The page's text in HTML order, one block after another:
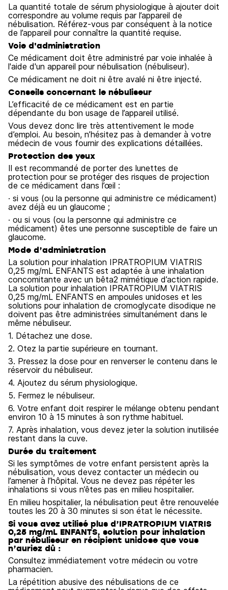
La quantité totale de sérum physiologique à ajouter doit
correspondre au volume requis par l’appareil de
nébulisation. Référez-vous par conséquent à la notice
de l’appareil pour connaître la quantité requise.
Voie d'administration
Ce médicament doit être administré par voie inhalée à
l'aide d'un appareil pour nébulisation (nébuliseur).
Ce médicament ne doit ni être avalé ni être injecté.
Conseils concernant le nébuliseur
L’efficacité de ce médicament est en partie
dépendante du bon usage de l’appareil utilisé.
Vous devez donc lire très attentivement le mode
d’emploi. Au besoin, n’hésitez pas à demander à votre
médecin de vous fournir des explications détaillées.
Protection des yeux
Il est recommandé de porter des lunettes de
protection pour se protéger des risques de projection
de ce médicament dans l’œil :
· si vous (ou la personne qui administre ce médicament)
avez déjà eu un glaucome ;
· ou si vous (ou la personne qui administre ce
médicament) êtes une personne susceptible de faire un
glaucome.
Mode d’administration
La solution pour inhalation IPRATROPIUM VIATRIS
0,25 mg/mL ENFANTS est adaptée à une inhalation
concomitante avec un bêta2 mimétique d’action rapide.
La solution pour inhalation IPRATROPIUM VIATRIS
0,25 mg/mL ENFANTS en ampoules unidoses et les
solutions pour inhalation de cromoglycate disodique ne
doivent pas être administrées simultanément dans le
même nébuliseur.
1. Détachez une dose.
2. Otez la partie supérieure en tournant.
3. Pressez la dose pour en renverser le contenu dans le
réservoir du nébuliseur.
4. Ajoutez du sérum physiologique.
5. Fermez le nébuliseur.
6. Votre enfant doit respirer le mélange obtenu pendant
environ 10 à 15 minutes à son rythme habituel.
7. Après inhalation, vous devez jeter la solution inutilisée
restant dans la cuve.
Durée du traitement
Si les symptômes de votre enfant persistent après la
nébulisation, vous devez contacter un médecin ou
l’amener à l’hôpital. Vous ne devez pas répéter les
inhalations si vous n’êtes pas en milieu hospitalier.
En milieu hospitalier, la nébulisation peut être renouvelée
toutes les 20 à 30 minutes si son état le nécessite.
Si vous avez utilisé plus d’IPRATROPIUM VIATRIS
0,25 mg/mL ENFANTS, solution pour inhalation
par nébuliseur en récipient unidose que vous
n’auriez dû :
Consultez immédiatement votre médecin ou votre
pharmacien.
La répétition abusive des nébulisations de ce